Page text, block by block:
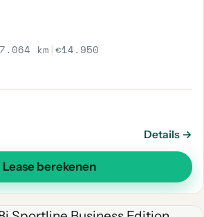
km |€14.950
Details →
Lease berekenen